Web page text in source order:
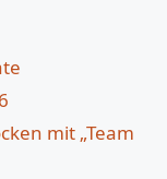
mit „Team